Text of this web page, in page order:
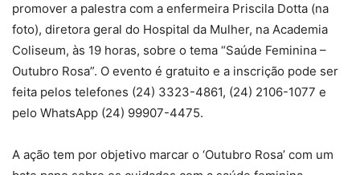
promover a palestra com a enfermeira Priscila Dotta (na
foto), diretora geral do Hospital da Mulher, na Academia
Coliseum, às 19 horas, sobre o tema “Saúde Feminina –
Outubro Rosa”. O evento é gratuito e a inscrição pode ser
feita pelos telefones (24) 3323-4861, (24) 2106-1077 e
pelo WhatsApp (24) 99907-4475.
A ação tem por objetivo marcar o ‘Outubro Rosa’ com um